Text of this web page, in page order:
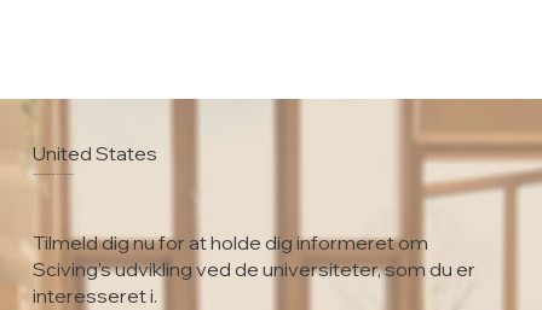
United States
George Washington University
Tilmeld dig nu for at holde dig informeret om
Sciving's udvikling ved de universiteter, som du er
interesseret i.